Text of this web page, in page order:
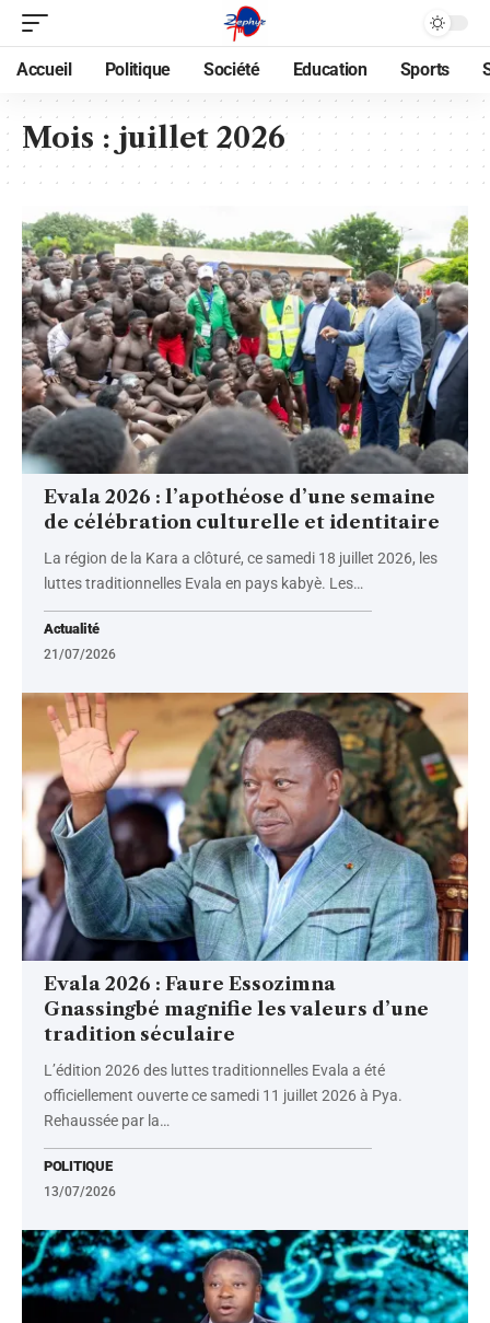
Accueil Politique Société Education Sports
Mois : juillet 2026
Evala 2026 : l’apothéose d’une semaine
de célébration culturelle et identitaire
La région de la Kara a clôturé, ce samedi 18 juillet 2026, les
luttes traditionnelles Evala en pays kabyè. Les…
Actualité
21/07/2026
Evala 2026 : Faure Essozimna
Gnassingbé magnifie les valeurs d’une
tradition séculaire
L’édition 2026 des luttes traditionnelles Evala a été
officiellement ouverte ce samedi 11 juillet 2026 à Pya.
Rehaussée par la…
POLITIQUE
13/07/2026